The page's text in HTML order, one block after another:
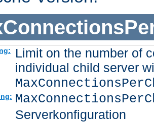
Limit on the number of
individual child server
Serverkonfiguration